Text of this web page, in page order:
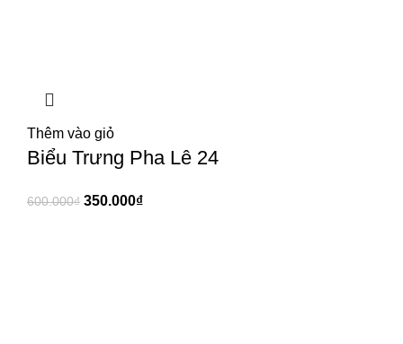
Thêm vào giỏ
Biểu Trưng Pha Lê 24
600.000₫ 350.000₫